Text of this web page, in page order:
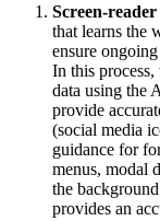
Screen-
that learns the
ensure
In this
data using the
provide
(social media
guidance for
menus, modal
the
provides an